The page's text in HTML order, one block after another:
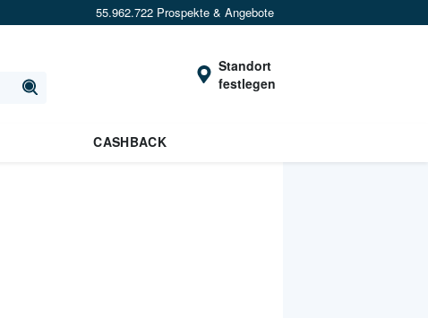
55.962.722 Prospekte & Angebote
Standort
festlegen
CASHBACK